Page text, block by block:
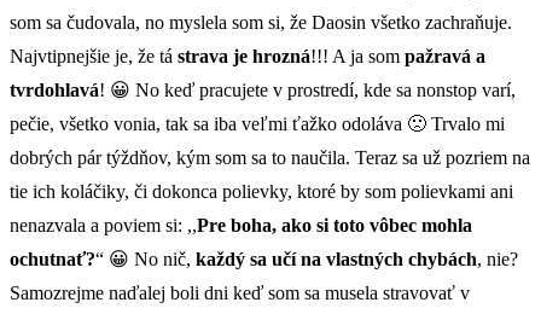
som sa čudovala, no myslela som si, že Daosin všetko zachraňuje.
Najvtipnejšie je, že tá strava je hrozná!!! A ja som pažravá a
tvrdohlavá! 😀 No keď pracujete v prostredí, kde sa nonstop varí,
pečie, všetko vonia, tak sa iba veľmi ťažko odoláva 🙁 Trvalo mi
dobrých pár týždňov, kým som sa to naučila. Teraz sa už pozriem na
tie ich koláčiky, či dokonca polievky, ktoré by som polievkami ani
nenazvala a poviem si: ,,Pre boha, ako si toto vôbec mohla
ochutnať?“ 😀 No nič, každý sa učí na vlastných chybách, nie?
Samozrejme naďalej boli dni keď som sa musela stravovať v